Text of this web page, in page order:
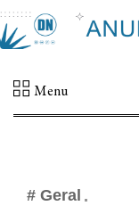
Menu
# Geral